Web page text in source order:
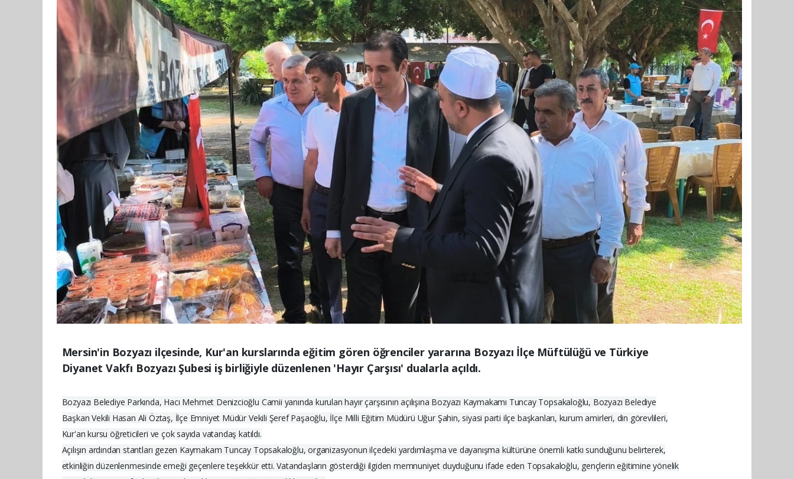
Mersin'in Bozyazı ilçesinde, Kur'an kurslarında eğitim gören öğrenciler yararına Bozyazı İlçe Müftülüğü ve Türkiye
Diyanet Vakfı Bozyazı Şubesi iş birliğiyle düzenlenen 'Hayır Çarşısı' dualarla açıldı.
Bozyazı Belediye Parkında, Hacı Mehmet Denizcioğlu Camii yanında kurulan hayır çarşısının açılışına Bozyazı Kaymakamı Tuncay Topsakaloğlu, Bozyazı Belediye
Başkan Vekili Hasan Ali Öztaş, İlçe Emniyet Müdür Vekili Şeref Paşaoğlu, İlçe Milli Eğitim Müdürü Uğur Şahin, siyasi parti ilçe başkanları, kurum amirleri, din görevlileri,
Kur'an kursu öğreticileri ve çok sayıda vatandaş katıldı.
Açılışın ardından stantları gezen Kaymakam Tuncay Topsakaloğlu, organizasyonun ilçedeki yardımlaşma ve dayanışma kültürüne önemli katkı sunduğunu belirterek,
etkinliğin düzenlenmesinde emeği geçenlere teşekkür etti. Vatandaşların gösterdiği ilgiden memnuniyet duyduğunu ifade eden Topsakaloğlu, gençlerin eğitimine yönelik